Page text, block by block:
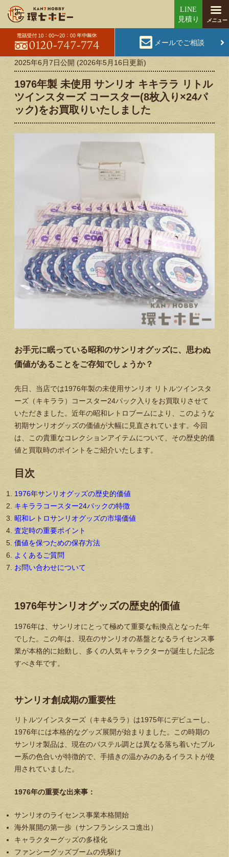
メールでご相談
2025年6月7日公開 (2026年5月16日更新)
1976年製 未使用 サンリオ キキララ リトル
ツインスターズ コースター(8枚入り×24パ
ック)をお買取りいたしました
お手元に眠っている昭和のサンリオグッズに、思わぬ
価値があることをご存知でしょうか？
先日、当店では1976年製の未使用サンリオ リトルツインスタ
ーズ（キキララ）コースター24パック入りをお買取りさせて
いただきました。近年の昭和レトロブームにより、このような
初期サンリオグッズの価値が大幅に見直されています。今回
は、この貴重なコレクションアイテムについて、その歴史的価
値と買取時のポイントをご紹介いたします。
目次
1976年サンリオグッズの歴史的価値
キキララコースター24パックの特徴
昭和レトロサンリオグッズの市場価値
査定時の重要ポイント
価値を保つための保存方法
よくあるご質問
お問い合わせについて
1976年サンリオグッズの歴史的価値
1976年は、サンリオにとって極めて重要な転換点となった年
でした。この年は、現在のサンリオの基盤となるライセンス事
業が本格的に始動し、多くの人気キャラクターが誕生した記念
すべき年です。
サンリオ創成期の重要性
リトルツインスターズ（キキ&ララ）は1975年にデビューし、
1976年には本格的なグッズ展開が始まりました。この時期の
サンリオ製品は、現在のパステル調とは異なる落ち着いたブル
ー系の色合いが特徴的で、手描きの温かみのあるイラストが使
用されていました。
1976年の重要な出来事：
サンリオのライセンス事業本格開始
海外展開の第一歩（サンフランシスコ進出）
キャラクターグッズの多様化
ファンシーグッズブームの先駆け